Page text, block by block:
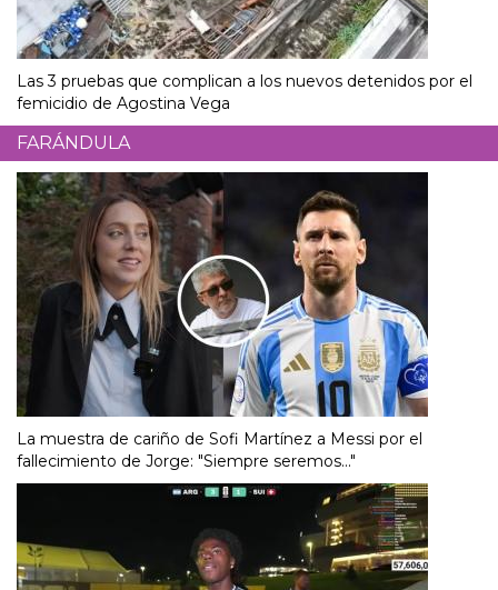
Las 3 pruebas que complican a los nuevos detenidos por el
femicidio de Agostina Vega
FARÁNDULA
La muestra de cariño de Sofi Martínez a Messi por el
fallecimiento de Jorge: "Siempre seremos..."